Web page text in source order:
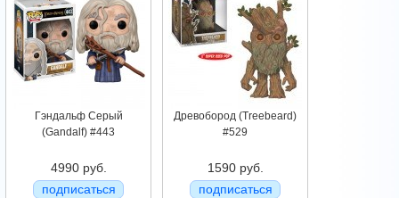
Гэндальф Серый
(Gandalf) #443
4990 руб.
подписаться
Древобород (Treebeard)
#529
1590 руб.
подписаться